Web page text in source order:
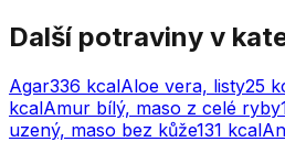
Další potraviny v
Agar336 kcalAloe vera, listy25
kcalAmur bílý, maso z celé ryby
uzený, maso bez kůže131 kcal